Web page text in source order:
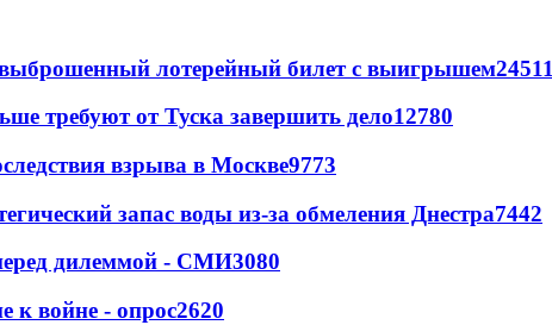
лотерейный билет с выигрышем24511
требуют от Туска завершить дело12780
взрыва в Москве9773
запас воды из-за обмеления Днестра7442
дилеммой - СМИ3080
к войне - опрос2620